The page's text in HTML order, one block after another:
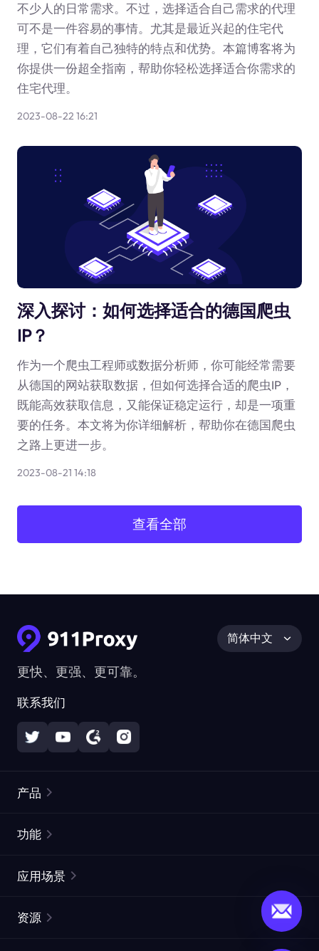
不少人的日常需求。不过，选择适合自己需求的代理
可不是一件容易的事情。尤其是最近兴起的住宅代
理，它们有着自己独特的特点和优势。本篇博客将为
你提供一份超全指南，帮助你轻松选择适合你需求的
住宅代理。
2023-08-22 16:21
深入探讨：如何选择适合的德国爬虫
IP？
作为一个爬虫工程师或数据分析师，你可能经常需要
从德国的网站获取数据，但如何选择合适的爬虫IP，
既能高效获取信息，又能保证稳定运行，却是一项重
要的任务。本文将为你详细解析，帮助你在德国爬虫
之路上更进一步。
2023-08-21 14:18
查看全部
更快、更强、更可靠。
联系我们
简体中文
产品
静态住宅代理
功能
ISP代理
应用场景
资源